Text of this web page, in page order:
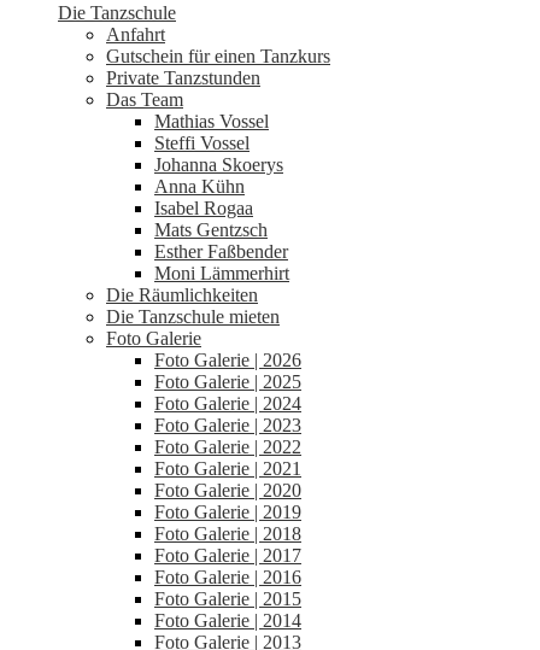
Die Tanzschule
Anfahrt
Gutschein für einen Tanzkurs
Private Tanzstunden
Das Team
Mathias Vossel
Steffi Vossel
Johanna Skoerys
Anna Kühn
Isabel Rogaa
Mats Gentzsch
Esther Faßbender
Moni Lämmerhirt
Die Räumlichkeiten
Die Tanzschule mieten
Foto Galerie
Foto Galerie | 2026
Foto Galerie | 2025
Foto Galerie | 2024
Foto Galerie | 2023
Foto Galerie | 2022
Foto Galerie | 2021
Foto Galerie | 2020
Foto Galerie | 2019
Foto Galerie | 2018
Foto Galerie | 2017
Foto Galerie | 2016
Foto Galerie | 2015
Foto Galerie | 2014
Foto Galerie | 2013